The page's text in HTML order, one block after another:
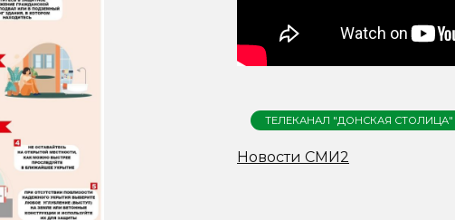
ТЕЛЕКАНАЛ "ДОНСКАЯ СТОЛИЦА"
Новости СМИ2